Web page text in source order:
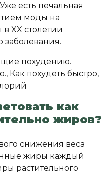
есть печальная
моды на
XX столетии
заболевания.
как
жиров?
снижения веса
жиры каждый
растительного